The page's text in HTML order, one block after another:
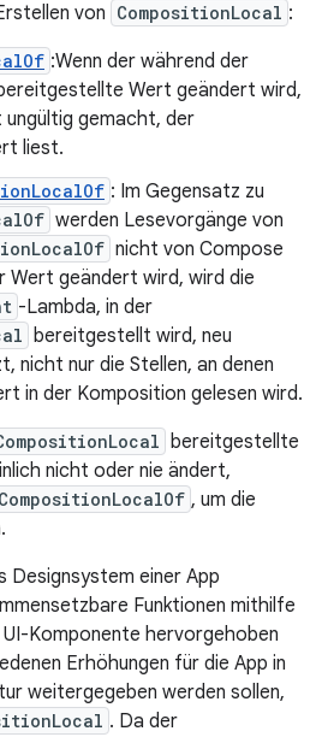
von CompositionLocal :
:Wenn der während der
Wert geändert wird,
ungültig gemacht, der
liest.
: Im Gegensatz zu
werden Lesevorgänge von
nicht von Compose
Wert geändert wird, wird die
-Lambda, in der
bereitgestellt wird, neu
nicht nur die Stellen, an denen
in der Komposition gelesen wird.
bereitgestellte
nicht oder nie ändert,
, um die
Designsystem einer App
Funktionen mithilfe
Komponente hervorgehoben
Erhöhungen für die App in
weitergegeben werden sollen,
. Da der